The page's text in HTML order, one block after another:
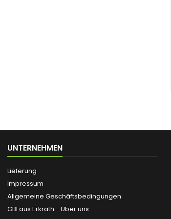
UNTERNEHMEN
Lieferung
Impressum
Allgemeine Geschäftsbedingungen
GBI aus Erkrath - Über uns